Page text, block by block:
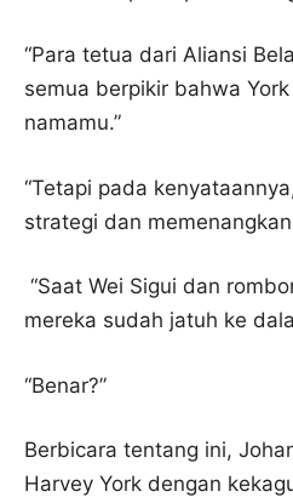
“Para tetua dari Aliansi
semua berpikir bahwa
namamu.”
“Tetapi pada
strategi dan
“Saat Wei Sigui dan
mereka sudah jatuh ke
“Benar?”
Berbicara tentang ini,
Harvey York dengan